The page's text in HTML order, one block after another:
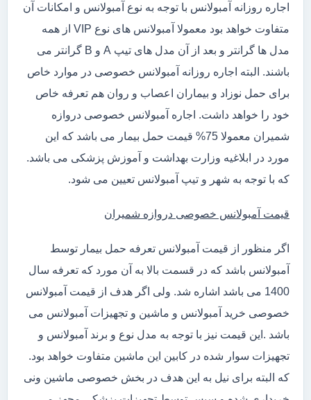
اجاره روزانه آمبولانس با توجه به نوع آمبولانس و امکانات آن
متفاوت خواهد بود معمولا آمبولانس های نوع VIP از همه
مدل ها گرانتر و بعد از آن مدل های تیپ A و B گرانتر می
باشند. البته اجاره روزانه آمبولانس خصوصی در موارد خاص
برای حمل نوزاد و بیماران اعصاب و روان هم تعرفه خاص
خود را خواهد داشت. اجاره آمبولانس خصوصی دروازه
شمیران معمولا 75% قیمت حمل بیمار می باشد که این
مورد در ابلاغیه وزارت بهداشت و آموزش پزشکی می باشد.
که با توجه به شهر و تیپ آمبولانس تعیین می شود.
قیمت آمبولانس خصوصی دروازه شمیران
اگر منظور از قیمت آمبولانس تعرفه حمل بیمار توسط
آمبولانس باشد که در قسمت بالا به آن مورد که تعرفه سال
1400 می باشد اشاره شد. ولی اگر هدف از قیمت آمبولانس
خصوصی خرید آمبولانس و ماشین و تجهیزات آمبولانس می
باشد .این قیمت نیز با توجه به مدل نوع و برند آمبولانس و
تجهیزات سوار شده در کابین این ماشین متفاوت خواهد بود.
که البته برای نیل به این هدف در بخش خصوصی ماشین ونی